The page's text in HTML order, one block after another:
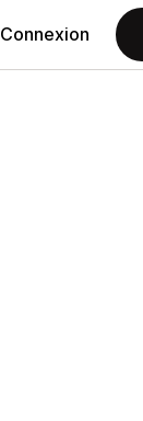
Connexion